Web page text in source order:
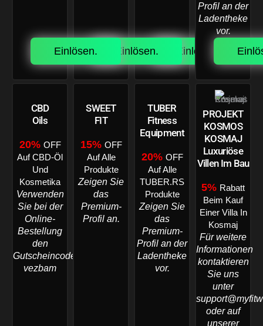
Einlösen.
Profil an der
Ladentheke
vor.
Einlösen.
Einlösen.
CBD
Oils
20% OFF
Auf CBD-Öl
Und
Kosmetika
Verwenden
Sie bei der
Online-
Bestellung
den
Gutscheincode:
vezbam
SWEET
FIT
15% OFF
Auf Alle
Produkte
Zeigen Sie
das
Premium-
Profil an.
TUBER
Fitness
Equipment
20% OFF
Auf Alle
TUBER.RS
Produkte
Zeigen Sie
das
Premium-
Profil an der
Ladentheke
vor.
PROJEKT
KOSMOS
KOSMAJ
Luxuriöse
Villen Im Bau
5% Rabatt
Beim Kauf
Einer Villa In
Kosmaj
Für weitere
Informationen
kontaktieren
Sie uns
unter
oder auf
unserer